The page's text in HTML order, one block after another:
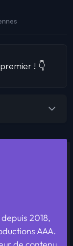
! 👇
2018,
AAA.